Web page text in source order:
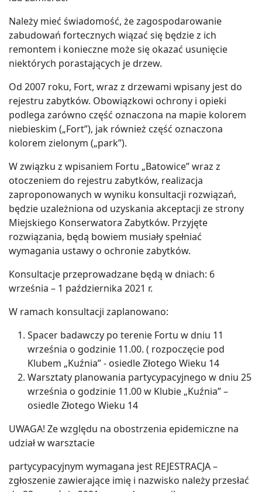
Należy mieć świadomość, że zagospodarowanie
zabudowań fortecznych wiązać się będzie z ich
remontem i konieczne może się okazać usunięcie
niektórych porastających je drzew.
Od 2007 roku, Fort, wraz z drzewami wpisany jest do
rejestru zabytków. Obowiązkowi ochrony i opieki
podlega zarówno część oznaczona na mapie kolorem
niebieskim („Fort”), jak również część oznaczona
kolorem zielonym („park”).
W związku z wpisaniem Fortu „Batowice” wraz z
otoczeniem do rejestru zabytków, realizacja
zaproponowanych w wyniku konsultacji rozwiązań,
będzie uzależniona od uzyskania akceptacji ze strony
Miejskiego Konserwatora Zabytków. Przyjęte
rozwiązania, będą bowiem musiały spełniać
wymagania ustawy o ochronie zabytków.
Konsultacje przeprowadzane będą w dniach: 6
września – 1 października 2021 r.
W ramach konsultacji zaplanowano:
Spacer badawczy po terenie Fortu w dniu 11
września o godzinie 11.00. ( rozpoczęcie pod
Klubem „Kuźnia” - osiedle Złotego Wieku 14
Warsztaty planowania partycypacyjnego w dniu 25
września o godzinie 11.00 w Klubie „Kuźnia” –
osiedle Złotego Wieku 14
UWAGA! Ze względu na obostrzenia epidemiczne na
udział w warsztacie
partycypacyjnym wymagana jest REJESTRACJA –
zgłoszenie zawierające imię i nazwisko należy przesłać